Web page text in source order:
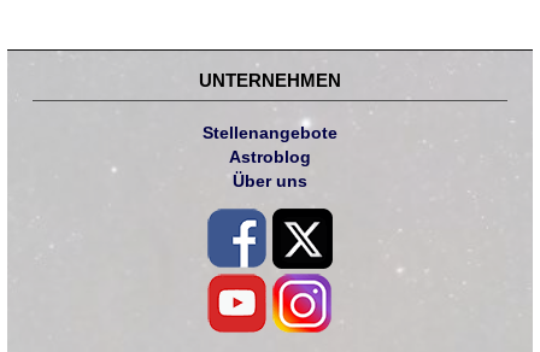
UNTERNEHMEN
Stellenangebote
Astroblog
Über uns